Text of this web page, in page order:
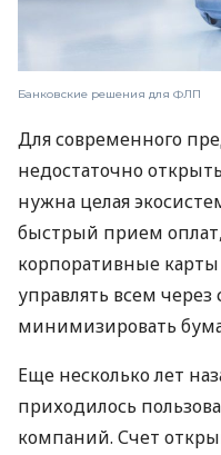
Банковские решения для ФЛП
Для современного
недостаточно
нужна целая
быстрый прием
корпоративные
управлять всем
минимизировать
Еще несколько лет
приходилось
компаний. Счет